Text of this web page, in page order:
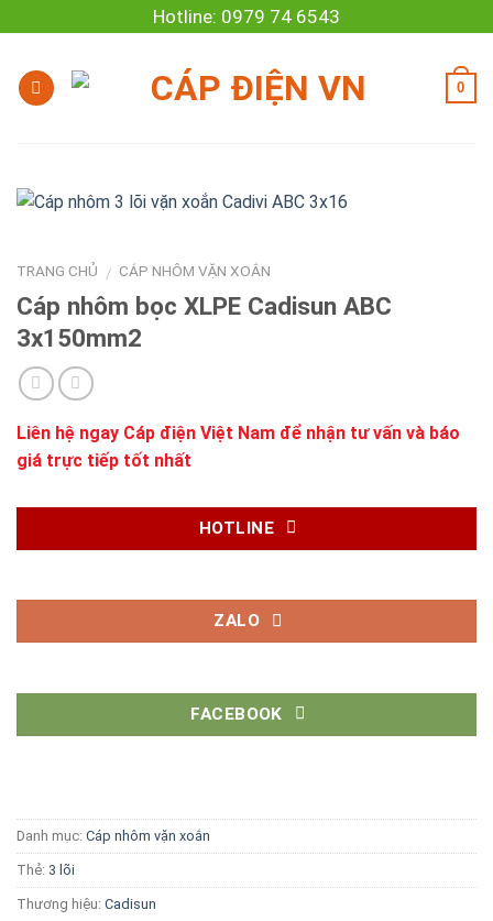
to
content
Hotline: 0979 74 6543
0
TRANG CHỦ / CÁP NHÔM VẶN XOẮN
Cáp nhôm bọc XLPE Cadisun ABC
3x150mm2
Liên hệ ngay Cáp điện Việt Nam để nhận tư vấn và báo
giá trực tiếp tốt nhất
HOTLINE
ZALO
FACEBOOK
Danh mục: Cáp nhôm vặn xoắn
Thẻ: 3 lõi
Thương hiệu: Cadisun